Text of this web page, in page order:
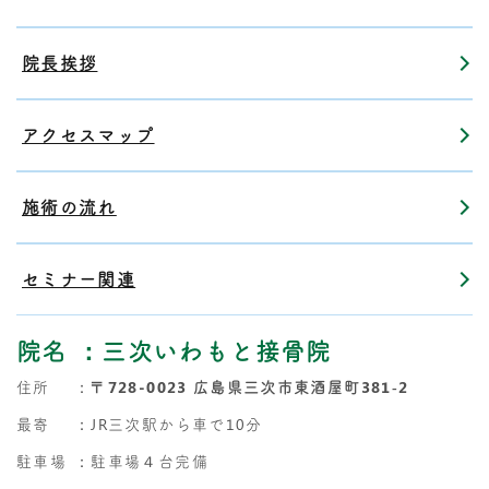
院長挨拶
アクセスマップ
施術の流れ
セミナー関連
院名 ：三次いわもと接骨院
住所 ： 〒728-0023 広島県三次市東酒屋町381‐2
最寄
：JR三次駅から車で10分
駐車場
：駐車場４台完備